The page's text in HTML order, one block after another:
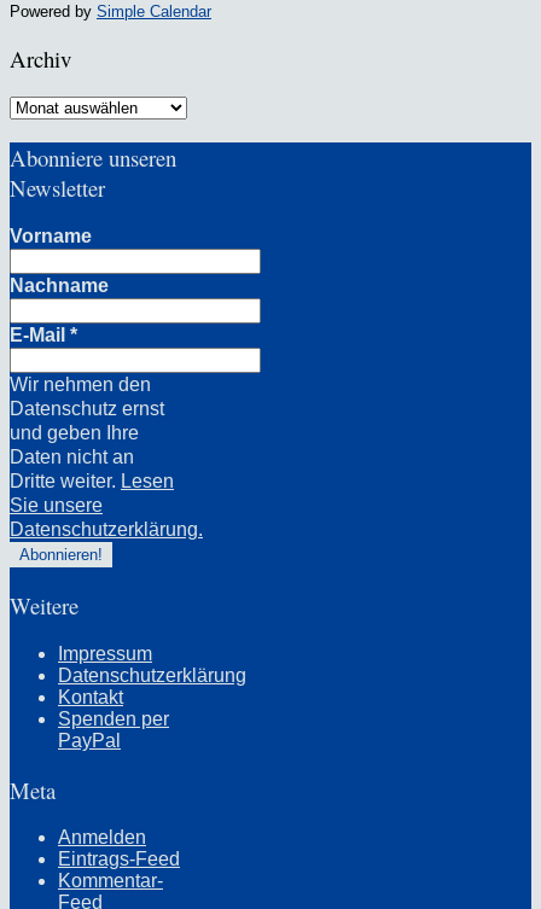
Powered by Simple Calendar
Archiv
Archiv
Abonniere unseren
Newsletter
Vorname
Nachname
E-Mail *
Wir nehmen den
Datenschutz ernst
und geben Ihre
Daten nicht an
Dritte weiter. Lesen
Sie unsere
Datenschutzerklärung.
Weitere
Impressum
Datenschutzerklärung
Kontakt
Spenden per
PayPal
Meta
Anmelden
Eintrags-Feed
Kommentar-
Feed